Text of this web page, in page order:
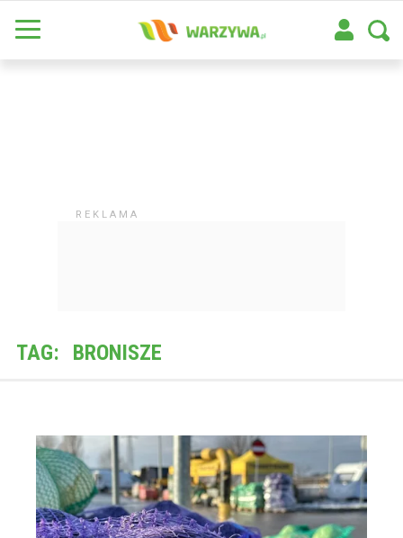
TAG: BRONISZE